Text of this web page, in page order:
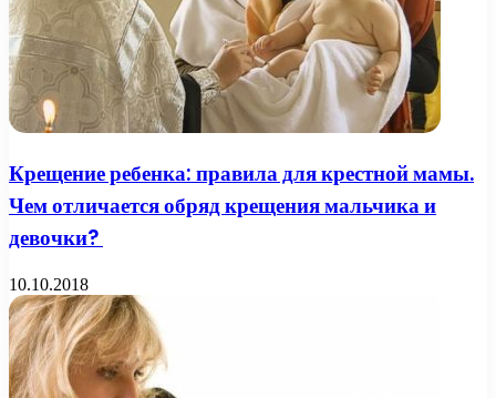
Крещение ребенка: правила для крестной мамы.
Чем отличается обряд крещения мальчика и
девочки?
10.10.2018